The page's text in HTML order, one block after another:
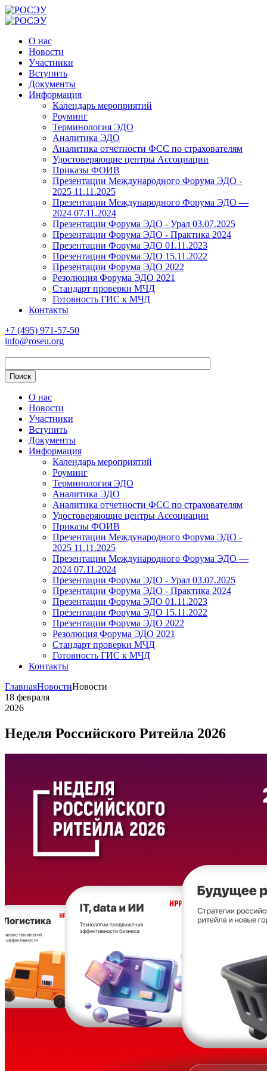
О нас
Новости
Участники
Вступить
Документы
Информация
Календарь мероприятий
Роуминг
Терминология ЭДО
Аналитика ЭДО
Аналитика отчетности ФСС по страхователям
Удостоверяющие центры Ассоциации
Приказы ФОИВ
Презентации Международного Форума ЭДО -
2025 11.11.2025
Презентации Международного Форума ЭДО —
2024 07.11.2024
Презентации Форума ЭДО - Урал 03.07.2025
Презентации Форума ЭДО - Практика 2024
Презентации Форума ЭДО 01.11.2023
Презентации Форума ЭДО 15.11.2022
Презентации Форума ЭДО 2022
Резолюция Форума ЭДО 2021
Стандарт проверки МЧД
Готовность ГИС к МЧД
Контакты
+7 (495) 971-57-50
info@roseu.org
О нас
Новости
Участники
Вступить
Документы
Информация
Календарь мероприятий
Роуминг
Терминология ЭДО
Аналитика ЭДО
Аналитика отчетности ФСС по страхователям
Удостоверяющие центры Ассоциации
Приказы ФОИВ
Презентации Международного Форума ЭДО -
2025 11.11.2025
Презентации Международного Форума ЭДО —
2024 07.11.2024
Презентации Форума ЭДО - Урал 03.07.2025
Презентации Форума ЭДО - Практика 2024
Презентации Форума ЭДО 01.11.2023
Презентации Форума ЭДО 15.11.2022
Презентации Форума ЭДО 2022
Резолюция Форума ЭДО 2021
Стандарт проверки МЧД
Готовность ГИС к МЧД
Контакты
ГлавнаяНовостиНовости
18 февраля
2026
Неделя Российского Ритейла 2026